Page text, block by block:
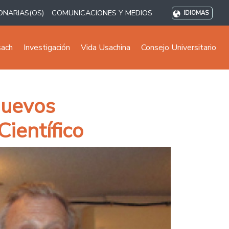
COMUNICACIONES Y MEDIOS IDIOMAS
Investigación Vida Usachina Consejo Universitario